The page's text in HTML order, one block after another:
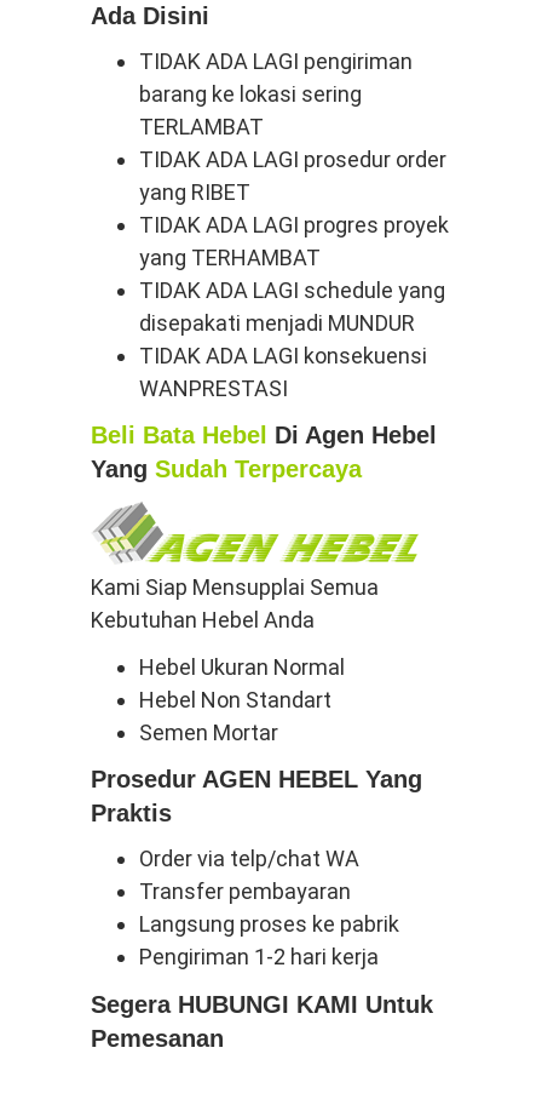
Ada Disini
TIDAK ADA LAGI pengiriman
barang ke lokasi sering
TERLAMBAT
TIDAK ADA LAGI prosedur order
yang RIBET
TIDAK ADA LAGI progres proyek
yang TERHAMBAT
TIDAK ADA LAGI schedule yang
disepakati menjadi MUNDUR
TIDAK ADA LAGI konsekuensi
WANPRESTASI
Beli Bata Hebel Di Agen Hebel
Yang Sudah Terpercaya
Kami Siap Mensupplai Semua
Kebutuhan Hebel Anda
Hebel Ukuran Normal
Hebel Non Standart
Semen Mortar
Prosedur AGEN HEBEL Yang
Praktis
Order via telp/chat WA
Transfer pembayaran
Langsung proses ke pabrik
Pengiriman 1-2 hari kerja
Segera HUBUNGI KAMI Untuk
Pemesanan